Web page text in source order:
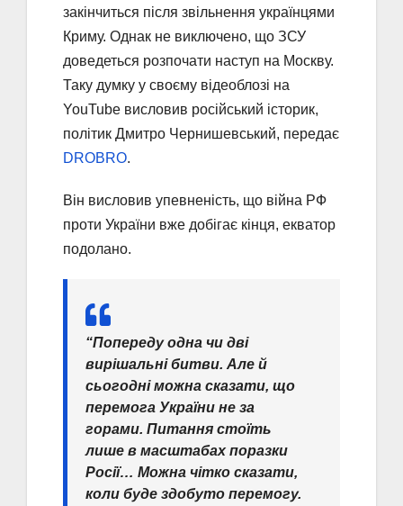
закінчиться після звільнення українцями
Криму. Однак не виключено, що ЗСУ
доведеться розпочати наступ на Москву.
Таку думку у своєму відеоблозі на
YouTube висловив російський історик,
політик Дмитро Чернишевський, передає
DROBRO.
Він висловив упевненість, що війна РФ
проти України вже добігає кінця, екватор
подолано.
“Попереду одна чи дві
вирішальні битви. Але й
сьогодні можна сказати, що
перемога України не за
горами. Питання стоїть
лише в масштабах поразки
Росії… Можна чітко сказати,
коли буде здобуто перемогу.